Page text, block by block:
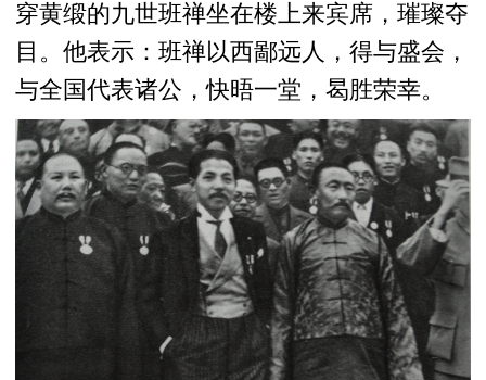
穿黄缎的九世班禅坐在楼上来宾席，璀璨夺
目。他表示：班禅以西鄙远人，得与盛会，
与全国代表诸公，快晤一堂，曷胜荣幸。